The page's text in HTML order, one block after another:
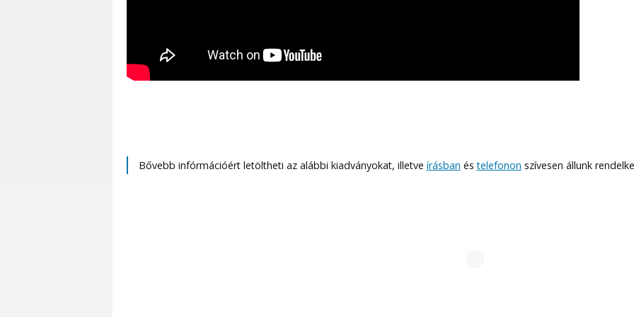
Bővebb infórmációért letöltheti az alábbi kiadványokat, illetve írásban éstelefonon szívesen állunk